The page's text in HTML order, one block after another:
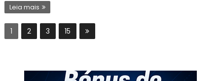
Leia mais
1 2 3 15